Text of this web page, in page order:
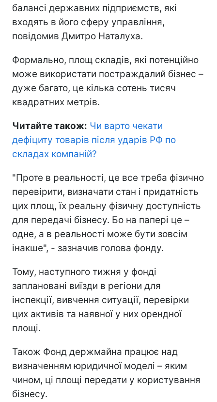
балансі державних підприємств, які
входять в його сферу управління,
повідомив Дмитро Наталуха.
Формально, площ складів, які потенційно
може використати постраждалий бізнес –
дуже багато, це кілька сотень тисяч
квадратних метрів.
Читайте також: Чи варто чекати
дефіциту товарів після ударів РФ по
складах компаній?
"Проте в реальності, це все треба фізично
перевірити, визначати стан і придатність
цих площ, їх реальну фізичну доступність
для передачі бізнесу. Бо на папері це –
одне, а в реальності може бути зовсім
інакше", - зазначив голова фонду.
Тому, наступного тижня у фонді
заплановані виїзди в регіони для
інспекції, вивчення ситуації, перевірки
цих активів та наявної у них орендної
площі.
Також Фонд держмайна працює над
визначенням юридичної моделі – яким
чином, ці площі передати у користування
бізнесу.